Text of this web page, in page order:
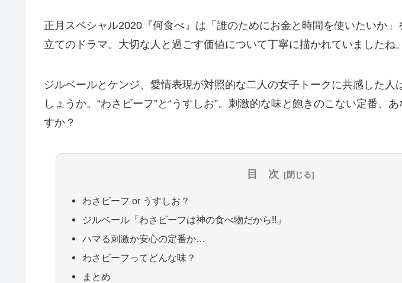
正月スペシャル2020『何食べ』は「誰のためにお金と時間を使いたいか
立てのドラマ。大切な人と過ごす価値について丁寧に描かれていましたね。
ジルベールとケンジ、愛情表現が対照的な二人の女子トークに共感した人
しょうか。“わさビーフ”と“うすしお”。刺激的な味と飽きのこない定番、
すか？
目 次
わさビーフ or うすしお？
ジルベール「わさビーフは神の食べ物だから!!」
ハマる刺激か安心の定番か…
わさビーフってどんな味？
まとめ